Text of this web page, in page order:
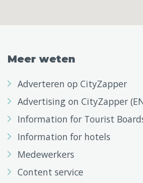
Meer weten
Adverteren op CityZapper
Advertising on CityZapper
Information for Tourist
Information for hotels
Medewerkers
Content service